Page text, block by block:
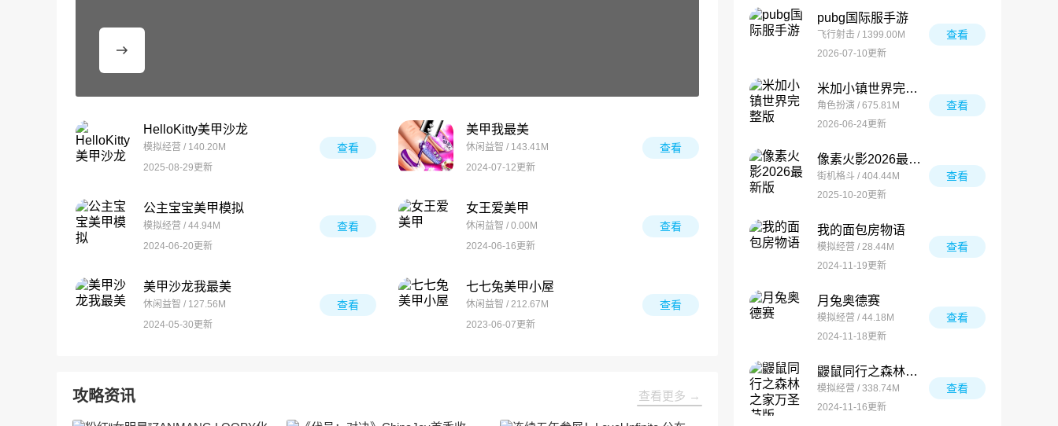
HelloKitty美甲沙龙
模拟经营 / 140.20M
2025-08-29更新
查看
美甲我最美
休闲益智 / 143.41M
2024-07-12更新
查看
公主宝宝美甲模拟
模拟经营 / 44.94M
2024-06-20更新
查看
女王爱美甲
休闲益智 / 0.00M
2024-06-16更新
查看
美甲沙龙我最美
休闲益智 / 127.56M
2024-05-30更新
查看
七七兔美甲小屋
休闲益智 / 212.67M
2023-06-07更新
查看
攻略资讯 查看更多 →
pubg国际服手游
飞行射击 / 1399.00M
2026-07-10更新
查看
米加小镇世界完整版
角色扮演 / 675.81M
2026-06-24更新
查看
像素火影2026最新版
街机格斗 / 404.44M
2025-10-20更新
查看
我的面包房物语
模拟经营 / 28.44M
2024-11-19更新
查看
月兔奥德赛
模拟经营 / 44.18M
2024-11-18更新
查看
鼹鼠同行之森林之家万圣节版
模拟经营 / 338.74M
2024-11-16更新
查看